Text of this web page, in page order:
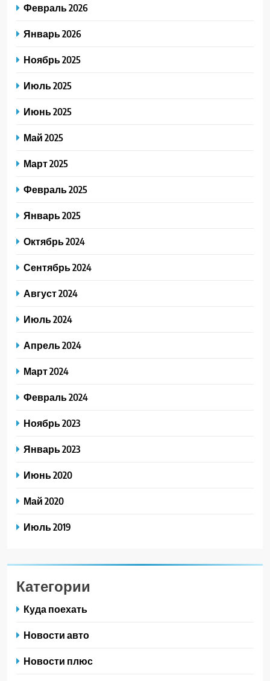
Февраль 2026
Январь 2026
Ноябрь 2025
Июль 2025
Июнь 2025
Май 2025
Март 2025
Февраль 2025
Январь 2025
Октябрь 2024
Сентябрь 2024
Август 2024
Июль 2024
Апрель 2024
Март 2024
Февраль 2024
Ноябрь 2023
Январь 2023
Июнь 2020
Май 2020
Июль 2019
Категории
Куда поехать
Новости авто
Новости плюс